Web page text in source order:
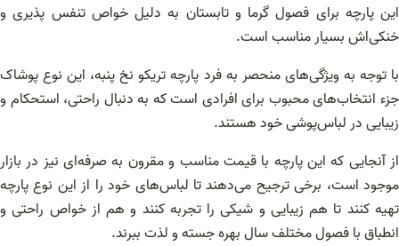
این پارچه برای فصول گرما و تابستان به دلیل خواص تنفس پذیری و
خنکی‌اش بسیار مناسب است.
با توجه به ویژگی‌های منحصر به فرد پارچه تریکو نخ پنبه، این نوع پوشاک
جزء انتخاب‌های محبوب برای افرادی است که به دنبال راحتی، استحکام و
زیبایی در لباس‌پوشی خود هستند.
از آنجایی که این پارچه با قیمت مناسب و مقرون به صرفه‌ای نیز در بازار
موجود است، برخی ترجیح می‌دهند تا لباس‌های خود را از این نوع پارچه
تهیه کنند تا هم زیبایی و شیکی را تجربه کنند و هم از خواص راحتی و
انطباق با فصول مختلف سال بهره جسته و لذت ببرند.